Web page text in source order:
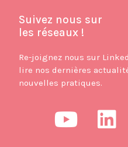
Suivez nous sur
les réseaux !
Re-joignez nous sur
lire nos dernières
nouvelles pratiques.